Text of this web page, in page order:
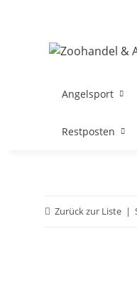
Angelsport
Restposten
Zurück zur Liste